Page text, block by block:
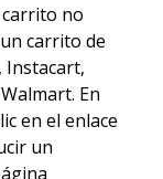
no
carrito de
Instacart,
En
en el enlace
un